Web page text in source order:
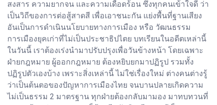
สงสาร ความยากจน และความเดือดร้อน ซึ่งทุกคนเข้าใจดี ว่า
เป็นวิถีของการต่อสู้สาดสี เพื่อเอาชนะกัน แย่งพื้นที่ฐานเสียง
อันเป็นการดำเนินนโยบายทางการเมือง หรือ วัฒนธรรม
การเมืองยุคเก่าที่ไม่เป็นประชาธิปไตย บทเรียนในอดีตเหล่านี้
ในวันนี้ เราต้องเร่งนำมาปรับปรุงเพื่อวันข้างหน้า โดยเฉพาะ
ฝ่ายกฎหมาย ผู้ออกกฎหมาย ต้องหยิบยกมาปฏิรูป รวมทั้ง
ปฏิรูปตัวเองบ้าง เพราะสิ่งเหล่านี้ ไม่ใช่เรื่องใหม่ ต่างคนต่างรู้
ว่าเป็นต้นตอของปัญหาการเมืองไทย จนบานปลายเกิดความ
ไม่เป็นธรรม 2 มาตรฐาน ทุกฝ่ายต้องกลับมามอง มาทบทวนที่